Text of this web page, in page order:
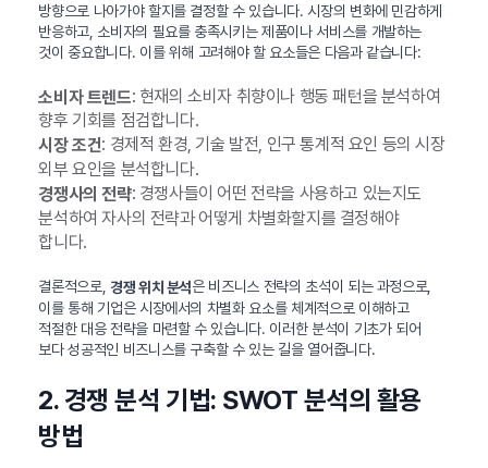
방향으로 나아가야 할지를 결정할 수 있습니다. 시장의 변화에 민감하게
반응하고, 소비자의 필요를 충족시키는 제품이나 서비스를 개발하는
것이 중요합니다. 이를 위해 고려해야 할 요소들은 다음과 같습니다:
소비자 트렌드: 현재의 소비자 취향이나 행동 패턴을 분석하여
향후 기회를 점검합니다.
시장 조건: 경제적 환경, 기술 발전, 인구 통계적 요인 등의 시장
외부 요인을 분석합니다.
경쟁사의 전략: 경쟁사들이 어떤 전략을 사용하고 있는지도
분석하여 자사의 전략과 어떻게 차별화할지를 결정해야
합니다.
결론적으로, 경쟁 위치 분석은 비즈니스 전략의 초석이 되는 과정으로,
이를 통해 기업은 시장에서의 차별화 요소를 체계적으로 이해하고
적절한 대응 전략을 마련할 수 있습니다. 이러한 분석이 기초가 되어
보다 성공적인 비즈니스를 구축할 수 있는 길을 열어줍니다.
2. 경쟁 분석 기법: SWOT 분석의 활용
방법